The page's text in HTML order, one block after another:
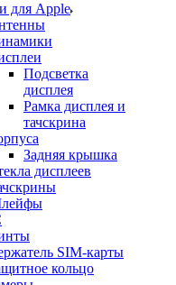
для Apple
Подсветка
дисплея
Рамка дисплея и
тачскрина
Задняя крышка
дисплеев
SIM-карты
кольцо